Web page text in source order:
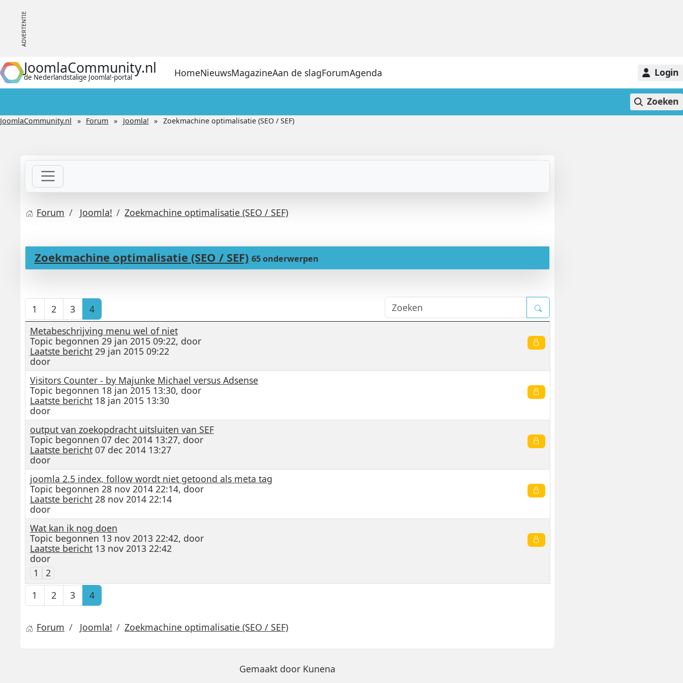
JoomlaCommunity.nl
de Nederlandstalige Joomla!-portal HomeNieuwsMagazineAan de slagForumAgenda Login
Zoeken
JoomlaCommunity.nl Forum Joomla! Zoekmachine optimalisatie (SEO / SEF)
Forum Joomla! Zoekmachine optimalisatie (SEO / SEF)
Zoekmachine optimalisatie (SEO / SEF) 65 onderwerpen
1 2 3
4
Metabeschrijving menu wel of niet
Topic begonnen 29 jan 2015 09:22, door
Laatste bericht29 jan 2015 09:22
door
Visitors Counter - by Majunke Michael versus Adsense
Topic begonnen 18 jan 2015 13:30, door
Laatste bericht18 jan 2015 13:30
door
output van zoekopdracht uitsluiten van SEF
Topic begonnen 07 dec 2014 13:27, door
Laatste bericht07 dec 2014 13:27
door
joomla 2.5 index, follow wordt niet getoond als meta tag
Topic begonnen 28 nov 2014 22:14, door
Laatste bericht28 nov 2014 22:14
door
Wat kan ik nog doen
Topic begonnen 13 nov 2013 22:42, door
Laatste bericht13 nov 2013 22:42
door
1
2
1
2 3 4
Forum Joomla! Zoekmachine optimalisatie (SEO / SEF)
Gemaakt door Kunena